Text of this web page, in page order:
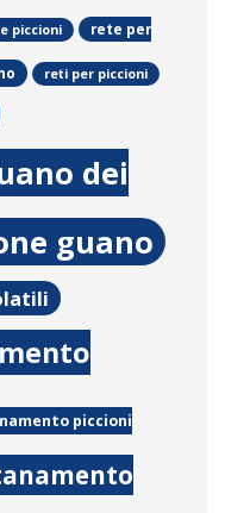
piccioni rete per
reti per piccioni
dei
guano
piccioni